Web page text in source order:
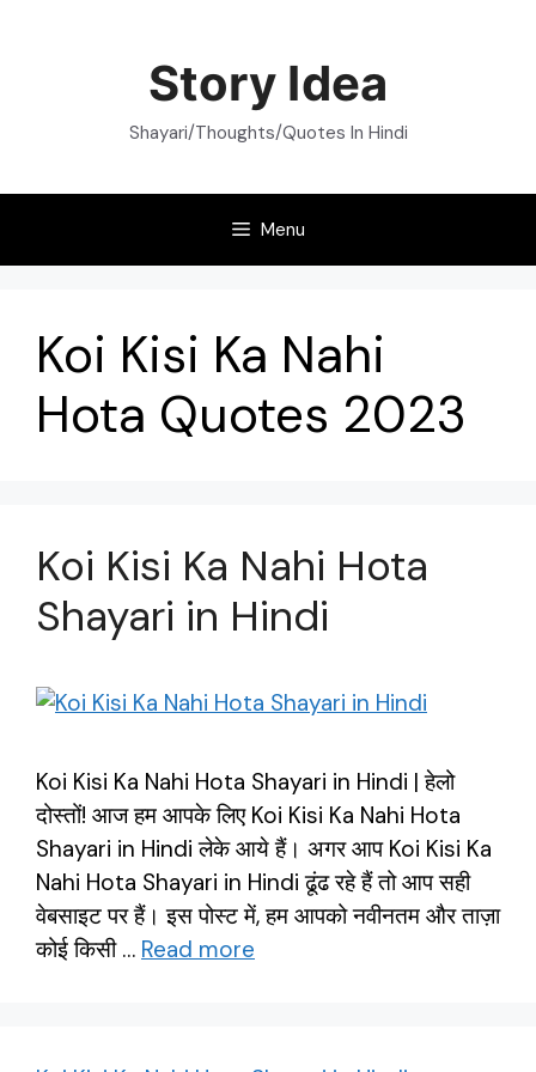
Story Idea
Shayari/Thoughts/Quotes In Hindi
Menu
Koi Kisi Ka Nahi
Hota Quotes 2023
Koi Kisi Ka Nahi Hota
Shayari in Hindi
Koi Kisi Ka Nahi Hota Shayari in Hindi | हेलो
दोस्तों! आज हम आपके लिए Koi Kisi Ka Nahi Hota
Shayari in Hindi लेके आये हैं। अगर आप Koi Kisi Ka
Nahi Hota Shayari in Hindi ढूंढ रहे हैं तो आप सही
वेबसाइट पर हैं। इस पोस्ट में, हम आपको नवीनतम और ताज़ा
कोई किसी … Read more